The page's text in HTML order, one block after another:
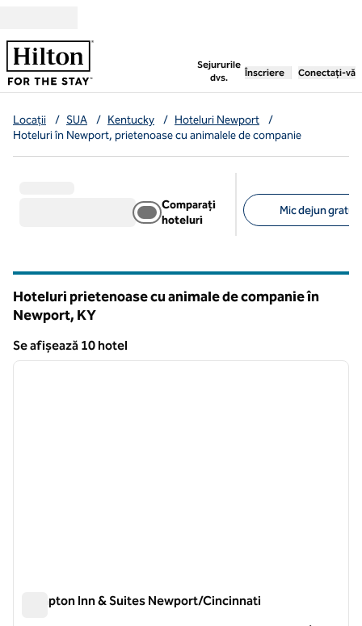
Sejururile
dvs.
, deschide o filă nouă
Înscriere Conectați-vă
Locații / SUA / Kentucky / Hoteluri Newport
/
Hoteluri în Newport, prietenoase cu animalele de companie
Comparați
hoteluri
Mic dejun gratuit
Hoteluri prietenoase cu animale de companie în
Newport, KY
Se afișează 10 hotel
Se afișează 10 hotel
1 din 12
Hampton Inn & Suites Newport/Cincinnati